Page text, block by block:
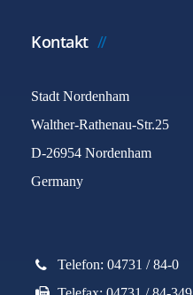
Kontakt
Stadt Nordenham
Walther-Rathenau-Str.25
D-26954 Nordenham
Germany
Telefon: 04731 / 84-0